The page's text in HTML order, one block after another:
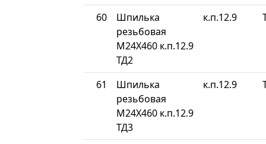
60
Шпилька
резьбовая
М24Х460 к.п.12.9
ТД2
к.п.12.9
61
Шпилька
резьбовая
М24Х460 к.п.12.9
ТД3
к.п.12.9